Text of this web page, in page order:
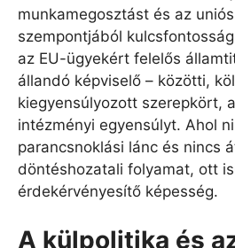
munkamegosztást és az
szempontjából
az EU-ügyekért felelős
állandó képviselő – közötti,
kiegyensúlyozott szerepkört,
intézményi egyensúlyt. Ahol
parancsnoklási lánc és nincs
döntéshozatali folyamat, ott
érdekérvényesítő képesség.
A külpolitika és